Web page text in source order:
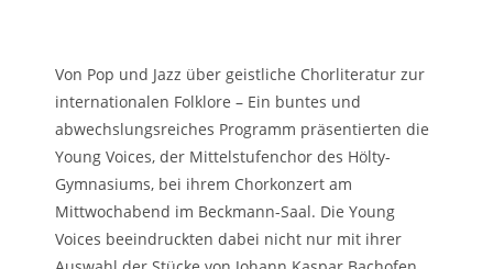
Von Pop und Jazz über geistliche Chorliteratur zur
internationalen Folklore – Ein buntes und
abwechslungsreiches Programm präsentierten die
Young Voices, der Mittelstufenchor des Hölty-
Gymnasiums, bei ihrem Chorkonzert am
Mittwochabend im Beckmann-Saal. Die Young
Voices beeindruckten dabei nicht nur mit ihrer